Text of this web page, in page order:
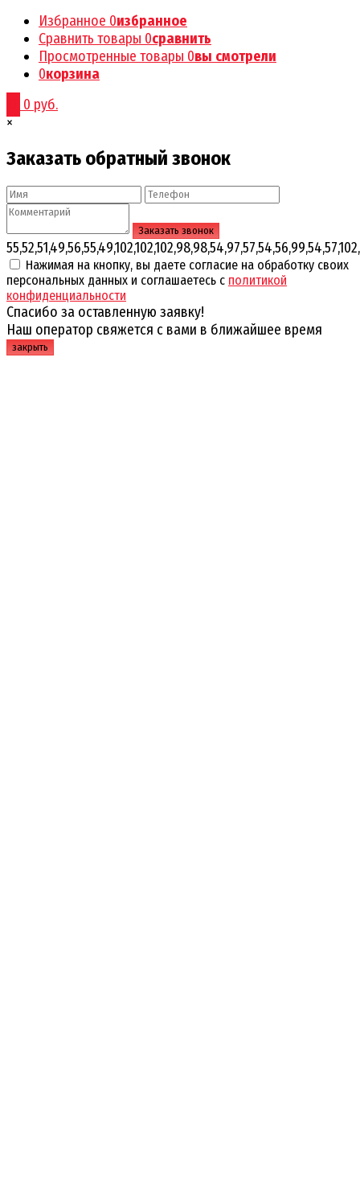
Избранное 0избранное
Сравнить товары 0сравнить
Просмотренные товары 0вы смотрели
0корзина
0 руб.
×
Заказать обратный звонок
Нажимая на кнопку, вы даете согласие на обработку своих
персональных данных и соглашаетесь с политикой
конфиденциальности
Спасибо за оставленную заявку!
Наш оператор свяжется с вами в ближайшее время
закрыть